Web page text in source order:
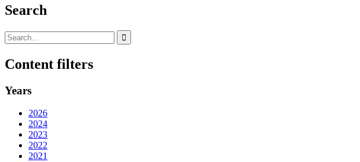
Search
Content filters
Years
2026
2024
2023
2022
2021